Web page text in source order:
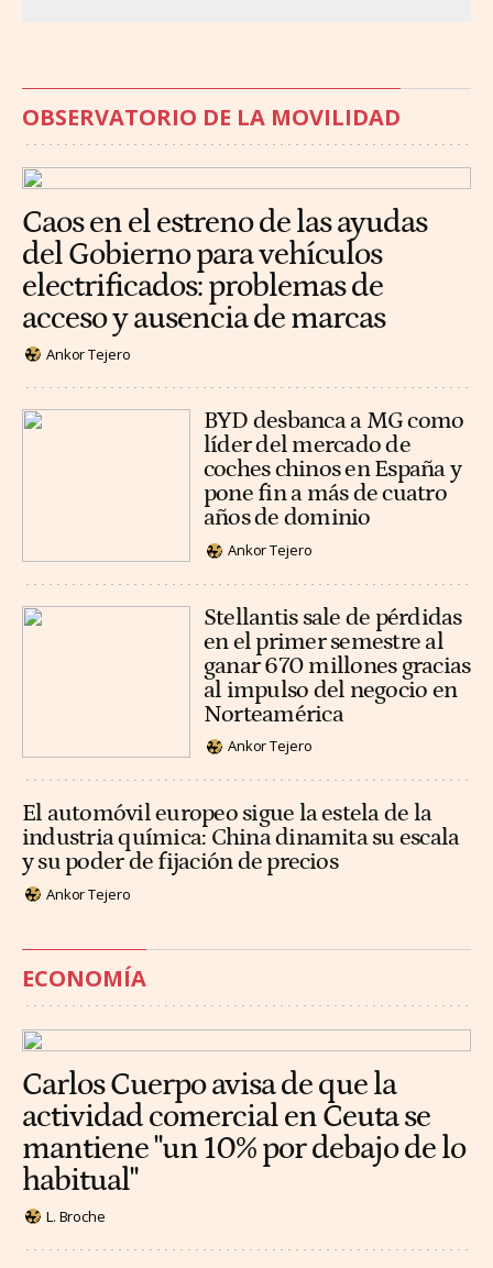
OBSERVATORIO DE LA MOVILIDAD
Caos en el estreno de las ayudas
del Gobierno para vehículos
electrificados: problemas de
acceso y ausencia de marcas
Ankor Tejero
BYD desbanca a MG como
líder del mercado de
coches chinos en España y
pone fin a más de cuatro
años de dominio
Ankor Tejero
Stellantis sale de pérdidas
en el primer semestre al
ganar 670 millones gracias
al impulso del negocio en
Norteamérica
Ankor Tejero
El automóvil europeo sigue la estela de la
industria química: China dinamita su escala
y su poder de fijación de precios
Ankor Tejero
ECONOMÍA
Carlos Cuerpo avisa de que la
actividad comercial en Ceuta se
mantiene "un 10% por debajo de lo
habitual"
L. Broche